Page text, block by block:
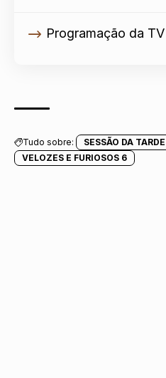
Programação da
Tudo sobre: SESSÃO DA TARDE
VELOZES E FURIOSOS 6